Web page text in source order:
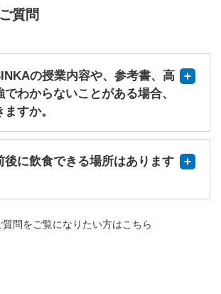
質問
の授業内容や、参考書、高
でわからないことがある場合、
すか。
後に飲食できる場所はあります
問をご覧になりたい方はこちら